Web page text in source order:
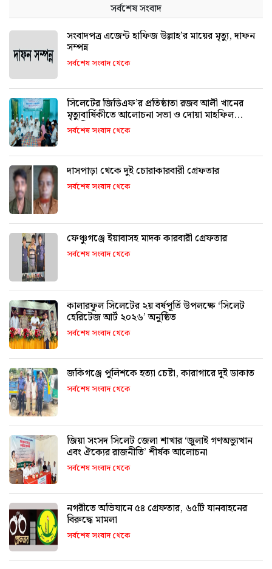
সর্বশেষ সংবাদ
সংবাদপত্র এজেন্ট হাফিজ উল্লাহ’র মায়ের মৃত্যু, দাফন
সম্পন্ন
সর্বশেষ সংবাদ থেকে
সিলেটের জিডিএফ’র প্রতিষ্ঠাতা রজব আলী খানের
মৃত্যুবার্ষিকীতে আলোচনা সভা ও দোয়া মাহফিল
অনুষ্ঠিত
সর্বশেষ সংবাদ থেকে
দাসপাড়া থেকে দুই চোরাকারবারী গ্রেফতার
সর্বশেষ সংবাদ থেকে
ফেঞ্চুগঞ্জে ইয়াবাসহ মাদক কারবারী গ্রেফতার
সর্বশেষ সংবাদ থেকে
কালারফুল সিলেটের ২য় বর্ষপূর্তি উপলক্ষে ‘সিলেট
হেরিটেজ আর্ট ২০২৬’ অনুষ্ঠিত
সর্বশেষ সংবাদ থেকে
জকিগঞ্জে পুলিশকে হত্যা চেষ্টা, কারাগারে দুই ডাকাত
সর্বশেষ সংবাদ থেকে
জিয়া সংসদ সিলেট জেলা শাখার ‘জুলাই গণঅভ্যুত্থান
এবং ঐক্যের রাজনীতি’ শীর্ষক আলোচনা
সর্বশেষ সংবাদ থেকে
নগরীতে অভিযানে ৫৪ গ্রেফতার, ৬৫টি যানবাহনের
বিরুদ্ধে মামলা
সর্বশেষ সংবাদ থেকে